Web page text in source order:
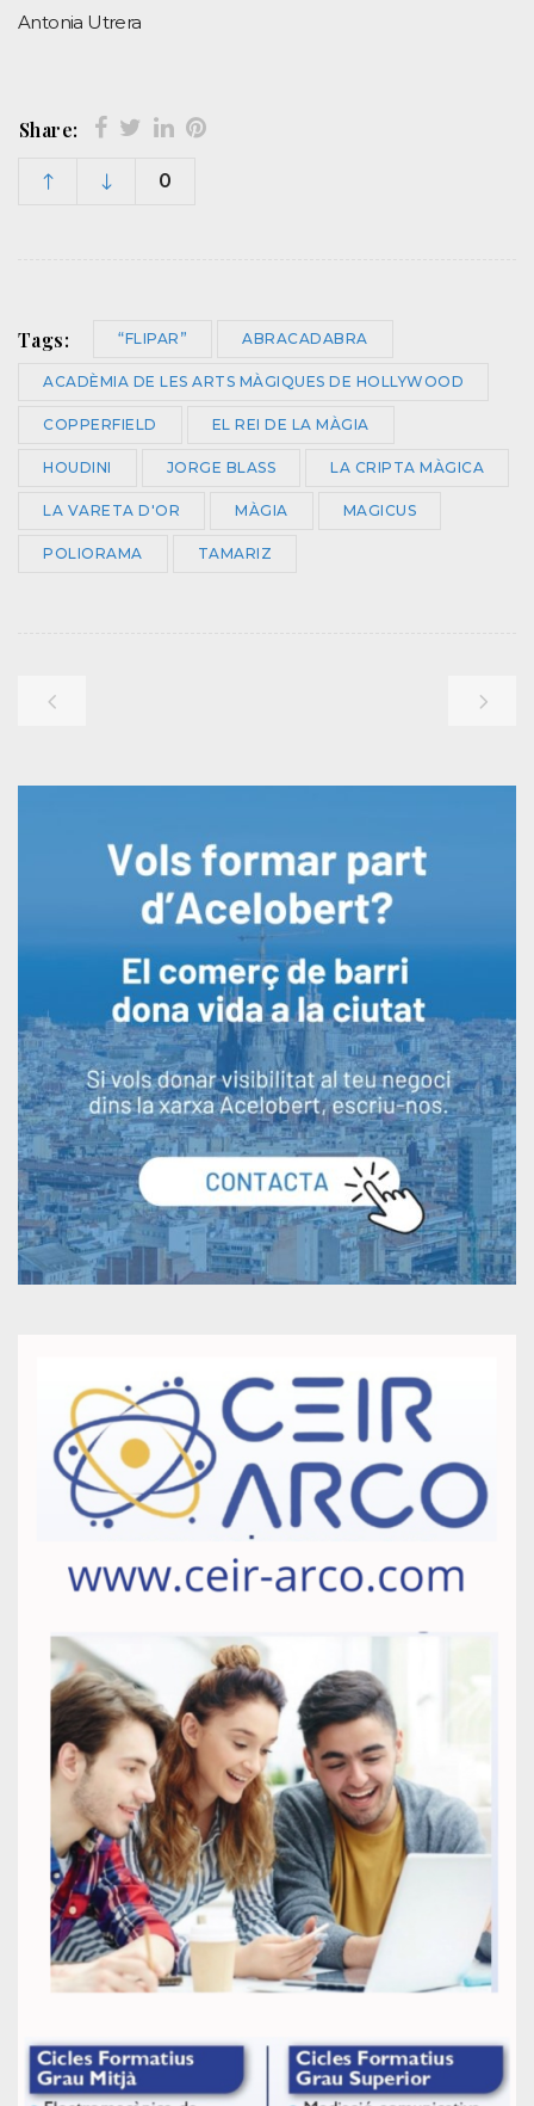
Antonia Utrera
Share:
0
Tags: “FLIPAR” ABRACADABRA
ACADÈMIA DE LES ARTS MÀGIQUES DE HOLLYWOOD
COPPERFIELD EL REI DE LA MÀGIA
HOUDINI JORGE BLASS LA CRIPTA MÀGICA
LA VARETA D'OR MÀGIA MAGICUS
POLIORAMA TAMARIZ